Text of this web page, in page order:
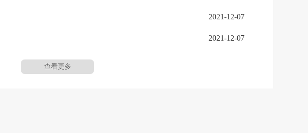
2021-12-07
2021-12-07
查看更多